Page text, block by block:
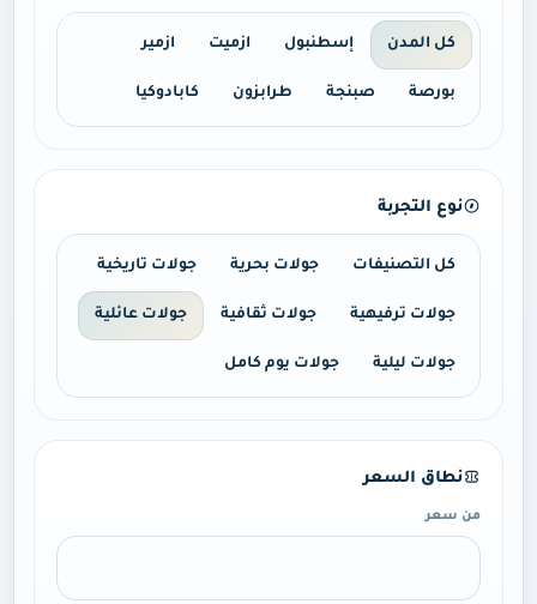
كل المدن إسطنبول ازميت ازمير
بورصة صبنجة طرابزون كابادوكيا
نوع التجربة
كل التصنيفات جولات بحرية جولات تاريخية
جولات ترفيهية جولات ثقافية جولات عائلية
جولات ليلية جولات يوم كامل
نطاق السعر
من سعر